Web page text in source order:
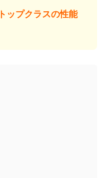
トップクラスの性能